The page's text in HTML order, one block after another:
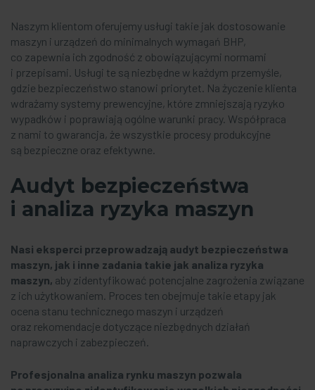
Naszym klientom oferujemy usługi takie jak dostosowanie
maszyn i urządzeń do minimalnych wymagań BHP,
co zapewnia ich zgodność z obowiązującymi normami
i przepisami. Usługi te są niezbędne w każdym przemyśle,
gdzie bezpieczeństwo stanowi priorytet. Na życzenie klienta
wdrażamy systemy prewencyjne, które zmniejszają ryzyko
wypadków i poprawiają ogólne warunki pracy. Współpraca
z nami to gwarancja, że wszystkie procesy produkcyjne
są bezpieczne oraz efektywne.
Audyt bezpieczeństwa
i analiza ryzyka maszyn
Nasi eksperci przeprowadzają audyt bezpieczeństwa
maszyn, jak i inne zadania takie jak analiza ryzyka
maszyn, aby zidentyfikować potencjalne zagrożenia związane
z ich użytkowaniem. Proces ten obejmuje takie etapy jak
ocena stanu technicznego maszyn i urządzeń
oraz rekomendacje dotyczące niezbędnych działań
naprawczych i zabezpieczeń.
Profesjonalna analiza rynku maszyn pozwala